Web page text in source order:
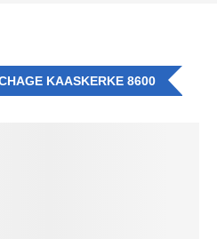
KAASKERKE 8600